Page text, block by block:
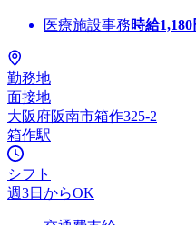
医療施設事務時給1,180
勤務地
面接地
大阪府阪南市箱作325-2
箱作駅
シフト
週3日からOK